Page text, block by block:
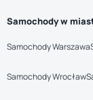
Samochody w
Samochody Warszawa
Samochody Wrocław